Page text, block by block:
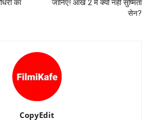
का
जानिए! आंखें 2 में क्‍यों नहीं सुष्‍मिता
सेन?
CopyEdit